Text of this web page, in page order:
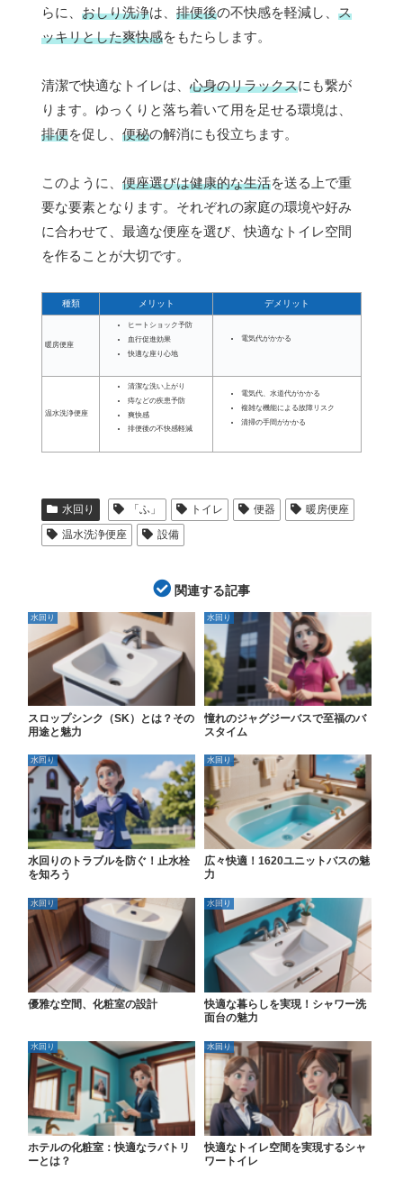
らに、 おしり洗浄は、 排便後の不快感を軽減し、 ス
ッキリとした爽快感をもたらします。
清潔で快適なトイレは、 心身のリラックスにも繋が
ります。ゆっくりと落ち着いて用を足せる環境は、
排便を促し、 便秘の解消にも役立ちます。
このように、 便座選びは健康的な生活を送る上で重
要な要素となります。それぞれの家庭の環境や好み
に合わせて、最適な便座を選び、快適なトイレ空間
を作ることが大切です。
種類 メリット デメリット
暖房便座
ヒートショック予防
血行促進効果
快適な座り心地
電気代がかかる
温水洗浄便座
清潔な洗い上がり
痔などの疾患予防
爽快感
排便後の不快感軽減
電気代、水道代がかかる
複雑な機能による故障リスク
清掃の手間がかかる
水回り 「ふ」 トイレ 便器
暖房便座
温水洗浄便座
設備
関連する記事
水回り
スロップシンク（SK）とは？その
用途と魅力
水回り
憧れのジャグジーバスで至福のバ
スタイム
水回り
水回りのトラブルを防ぐ！止水栓
を知ろう
水回り
広々快適！1620ユニットバスの魅
力
水回り
優雅な空間、化粧室の設計
水回り
快適な暮らしを実現！シャワー洗
面台の魅力
水回り
ホテルの化粧室：快適なラバトリ
ーとは？
水回り
快適なトイレ空間を実現するシャ
ワートイレ